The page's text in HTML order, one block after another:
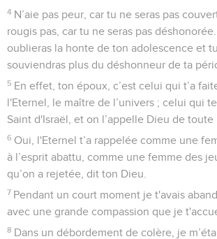
4 N’aie pas peur, car tu ne seras pas
rougis pas, car tu ne seras pas
oublieras la honte de ton adolescence et
souviendras plus du déshonneur de ta
5 En effet, ton époux, c’est celui qui t’a
l'Eternel, le maître de l’univers ; celui qui
Saint d'Israël, et on l’appelle Dieu de toute
6 Oui, l'Eternel t’a rappelée comme une
à l’esprit abattu, comme une femme des
qu’on a rejetée, dit ton Dieu.
7 Pendant un court moment je t'avais
avec une grande compassion que je
8 Dans un débordement de colère, je